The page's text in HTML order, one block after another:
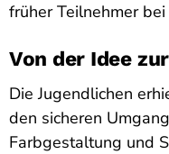
früher Teilnehmer
Von der Idee
Die Jugendlichen
den sicheren
Farbgestaltung und